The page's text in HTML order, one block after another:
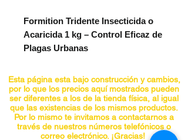
Formition Tridente Insecticida o
Acaricida 1 kg – Control Eficaz de
Plagas Urbanas
Formition Tridente
es un
insecticida organofosforado en
presentación granulado, formulado
condiazinon al 2%(20 g/kg). Actúa
por contacto e ingestión, ofreciendo
Esta página esta bajo construcción y cambios,
por lo que los precios aquí mostrados pueden
ser diferentes a los de la tienda física, al igual
que las existencias de los mismos productos.
Por lo mismo te invitamos a contactarnos a
través de nuestros números telefónicos o
correo electrónico. ¡Gracias!